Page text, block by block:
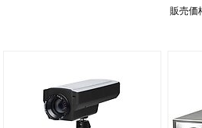
販売価